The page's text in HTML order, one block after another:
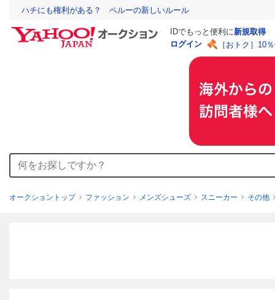
ハチにも権利がある？ ペルーの新しいルール
IDでもっと便利に新規取得
ログイン
［おトク］10
オークショントップ ファッション メンズシューズ スニーカー その他